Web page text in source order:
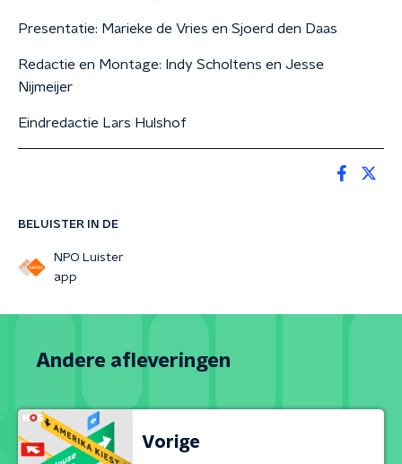
BELUISTER IN DE
NPO Luister
app
Presentatie: Marieke de Vries en Sjoerd den Daas
Redactie en Montage: Indy Scholtens en Jesse
Nijmeijer
Eindredactie Lars Hulshof
Andere afleveringen
Vorige